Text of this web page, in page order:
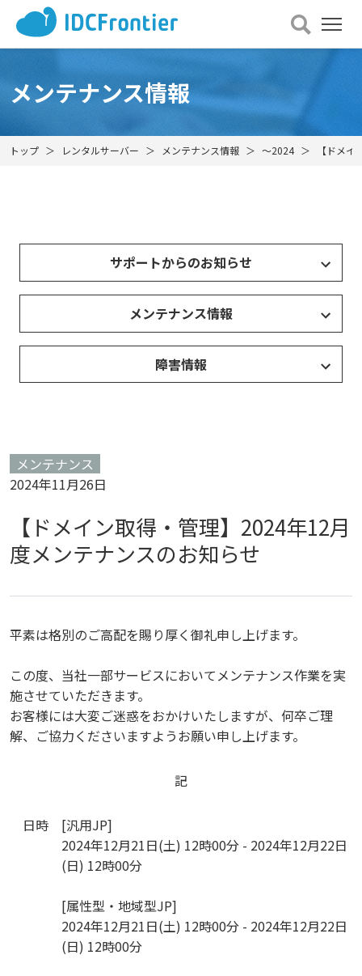
メ
ニュー
を
メンテナンス情報
トップ レンタルサーバー メンテナンス情報 ～2024 【ドメ
サポートからのお知らせ
メンテナンス情報
障害情報
メンテナンス
2024年11月26日
【ドメイン取得・管理】2024年12月
度メンテナンスのお知らせ
平素は格別のご高配を賜り厚く御礼申し上げます。
この度、当社一部サービスにおいてメンテナンス作業を実
施させていただきます。
お客様には大変ご迷惑をおかけいたしますが、何卒ご理
解、ご協力くださいますようお願い申し上げます。
記
日時
[汎用JP]
2024年12月21日(土) 12時00分 - 2024年12月22日
(日) 12時00分
[属性型・地域型JP]
2024年12月21日(土) 12時00分 - 2024年12月22日
(日) 12時00分